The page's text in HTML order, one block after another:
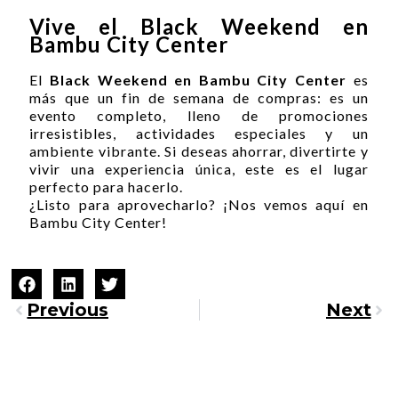
Vive el Black Weekend en
Bambu City Center
El Black Weekend en Bambu City Center es
más que un fin de semana de compras: es un
evento completo, lleno de promociones
irresistibles, actividades especiales y un
ambiente vibrante. Si deseas ahorrar, divertirte y
vivir una experiencia única, este es el lugar
perfecto para hacerlo.
¿Listo para aprovecharlo? ¡Nos vemos aquí en
Bambu City Center!
Previous Next